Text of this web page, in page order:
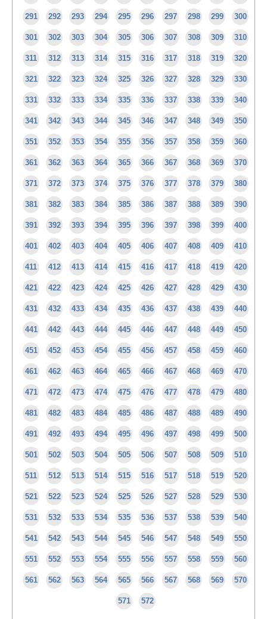
291 292 293 294 295 296 297 298 299 300
301 302 303 304 305 306 307 308 309 310
311 312 313 314 315 316 317 318 319 320
321 322 323 324 325 326 327 328 329 330
331 332 333 334 335 336 337 338 339 340
341 342 343 344 345 346 347 348 349 350
351 352 353 354 355 356 357 358 359 360
361 362 363 364 365 366 367 368 369 370
371 372 373 374 375 376 377 378 379 380
381 382 383 384 385 386 387 388 389 390
391 392 393 394 395 396 397 398 399 400
401 402 403 404 405 406 407 408 409 410
411 412 413 414 415 416 417 418 419 420
421 422 423 424 425 426 427 428 429 430
431 432 433 434 435 436 437 438 439 440
441 442 443 444 445 446 447 448 449 450
451 452 453 454 455 456 457 458 459 460
461 462 463 464 465 466 467 468 469 470
471 472 473 474 475 476 477 478 479 480
481 482 483 484 485 486 487 488 489 490
491 492 493 494 495 496 497 498 499 500
501 502 503 504 505 506 507 508 509 510
511 512 513 514 515 516 517 518 519 520
521 522 523 524 525 526 527 528 529 530
531 532 533 534 535 536 537 538 539 540
541 542 543 544 545 546 547 548 549 550
551 552 553 554 555 556 557 558 559 560
561 562 563 564 565 566 567 568 569 570
571 572